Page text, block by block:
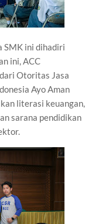
SMK ini dihadiri
ini, ACC
Otoritas Jasa
Ayo Aman
literasi keuangan,
sarana pendidikan